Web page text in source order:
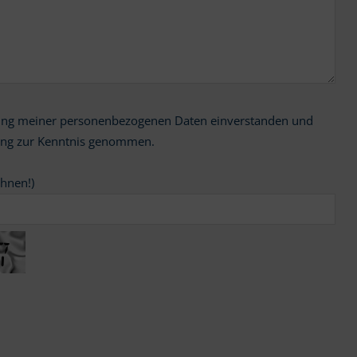
zur Kenntnis genommen.